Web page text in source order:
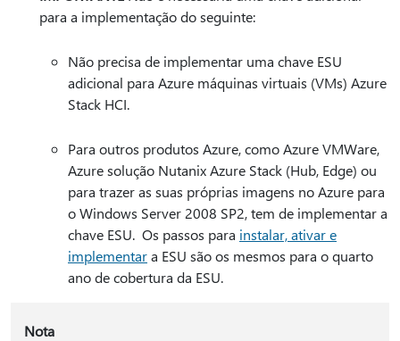
para a implementação do seguinte:
Não precisa de implementar uma chave ESU
adicional para Azure máquinas virtuais (VMs) Azure
Stack HCI.
Para outros produtos Azure, como Azure VMWare,
Azure solução Nutanix Azure Stack (Hub, Edge) ou
para trazer as suas próprias imagens no Azure para
o Windows Server 2008 SP2, tem de implementar a
chave ESU. Os passos para instalar, ativar e
implementara ESU são os mesmos para o quarto
ano de cobertura da ESU.
Nota